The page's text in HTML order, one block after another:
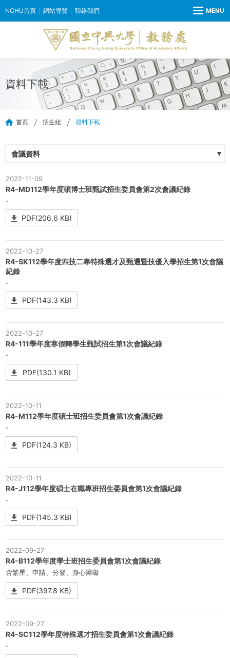
NCHU首頁 網站導覽 聯絡我們
資料下載
首頁 招生組 資料下載
會議資料
2022-11-09
R4-MD112學年度碩博士班甄試招生委員會第2次會議紀錄
-
PDF(206.6 KB)
2022-10-27
R4-SK112學年度四技二專特殊選才及甄選暨技優入學招生第1次會議
紀錄
-
PDF(143.3 KB)
2022-10-27
R4-111學年度寒假轉學生甄試招生第1次會議紀錄
-
PDF(130.1 KB)
2022-10-11
R4-M112學年度碩士班招生委員會第1次會議紀錄
-
PDF(124.3 KB)
2022-10-11
R4-J112學年度碩士在職專班招生委員會第1次會議紀錄
-
PDF(145.3 KB)
2022-09-27
R4-B112學年度學士班招生委員會第1次會議紀錄
含繁星、申請、分發、身心障礙
PDF(397.8 KB)
2022-09-27
R4-SC112學年度特殊選才招生委員會第1次會議紀錄
-